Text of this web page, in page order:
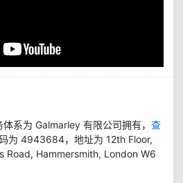
系为 Galmarley 有限公司拥有， 查
为 4943684，地址为 12th Floor,
Road, Hammersmith, London W6